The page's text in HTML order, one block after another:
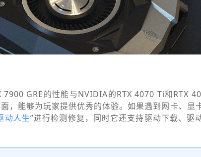
GRE的性能与NVIDIA的RTX 4070 Ti和RTX
，能够为玩家提供优秀的体验。如果遇到网卡、显
动人生”进行检测修复，同时它还支持驱动下载、驱